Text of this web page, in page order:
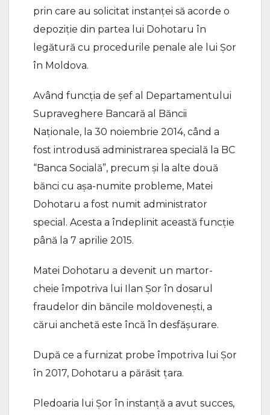
prin care au solicitat instanței să acorde o
depoziție din partea lui Dohotaru în
legătură cu procedurile penale ale lui Șor
în Moldova.
Având funcția de șef al Departamentului
Supraveghere Bancară al Băncii
Naționale, la 30 noiembrie 2014, când a
fost introdusă administrarea specială la BC
“Banca Socială”, precum și la alte două
bănci cu așa-numite probleme, Matei
Dohotaru a fost numit administrator
special. Acesta a îndeplinit această funcție
până la 7 aprilie 2015.
Matei Dohotaru a devenit un martor-
cheie împotriva lui Ilan Șor în dosarul
fraudelor din băncile moldovenești, a
cărui anchetă este încă în desfășurare.
După ce a furnizat probe împotriva lui Șor
în 2017, Dohotaru a părăsit țara.
Pledoaria lui Șor în instanță a avut succes,